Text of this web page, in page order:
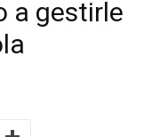
a gestirle